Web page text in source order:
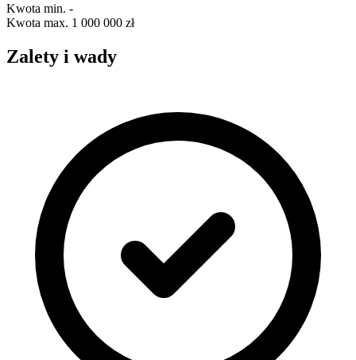
Kwota min. -
Kwota max. 1 000 000 zł
Zalety i wady